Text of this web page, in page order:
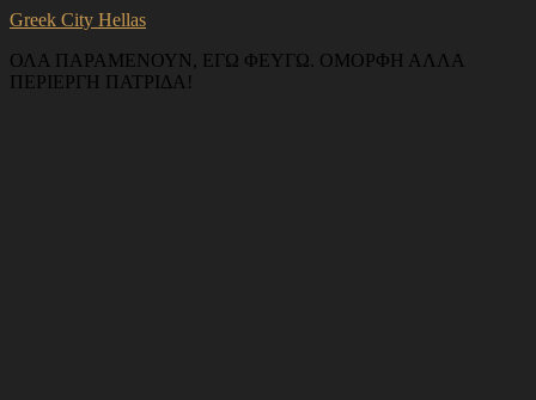
Greek City Hellas
ΟΛΑ ΠΑΡΑΜΕΝΟΥΝ, ΕΓΩ ΦΕΥΓΩ. ΟΜΟΡΦΗ ΑΛΛΑ
ΠΕΡΙΕΡΓΗ ΠΑΤΡΙΔΑ!